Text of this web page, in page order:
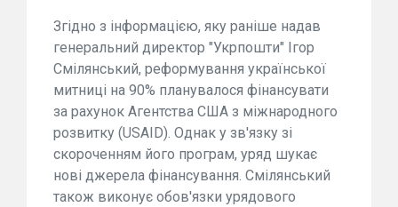
Згідно з інформацією, яку раніше надав
генеральний директор "Укрпошти" Ігор
Смілянський, реформування української
митниці на 90% планувалося фінансувати
за рахунок Агентства США з міжнародного
розвитку (USAID). Однак у зв'язку зі
скороченням його програм, уряд шукає
нові джерела фінансування. Смілянський
також виконує обов'язки урядового